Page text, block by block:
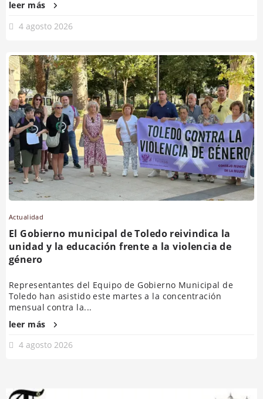
leer más
4 agosto 2026
Actualidad
El Gobierno municipal de Toledo reivindica la
unidad y la educación frente a la violencia de
género
Representantes del Equipo de Gobierno Municipal de
Toledo han asistido este martes a la concentración
mensual contra la...
leer más
4 agosto 2026